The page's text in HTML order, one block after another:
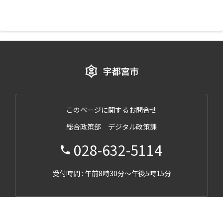
このページに関するお問合せ
総合政策部 デジタル政策課
028-632-5114
受付時間 : 午前8時30分～午後5時15分